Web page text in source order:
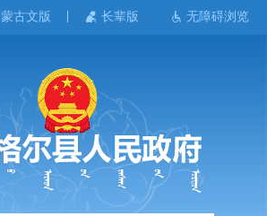
蒙古文版 长辈版 无障碍浏览